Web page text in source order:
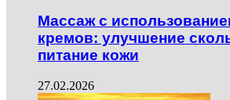
Массаж с
кремов: улучшение
питание кожи
27.02.2026